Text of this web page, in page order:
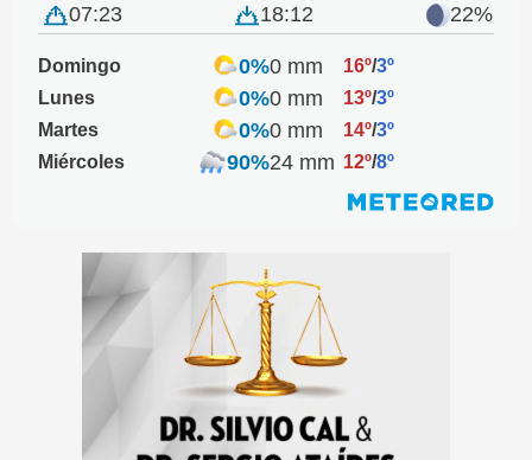
07:23 18:12 22%
Domingo 0%0 mm 16º/3º
Lunes
0%0 mm 13º/3º
Martes
0%0 mm 14º/3º
Miércoles
90%24 mm 12º/8º